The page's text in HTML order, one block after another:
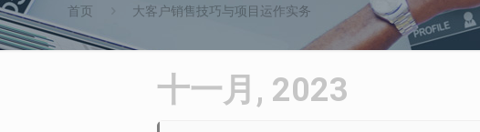
首页 大客户销售技巧与项目运作实务
十一月, 2023